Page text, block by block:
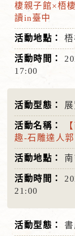
棲親子館×梧
讀in臺中
17:00
趣-石雕達人
21:00